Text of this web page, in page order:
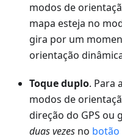
modos de
mapa esteja no
gira por um
orientação
Toque duplo. Para
modos de
direção do GPS ou
duas vezes no botão